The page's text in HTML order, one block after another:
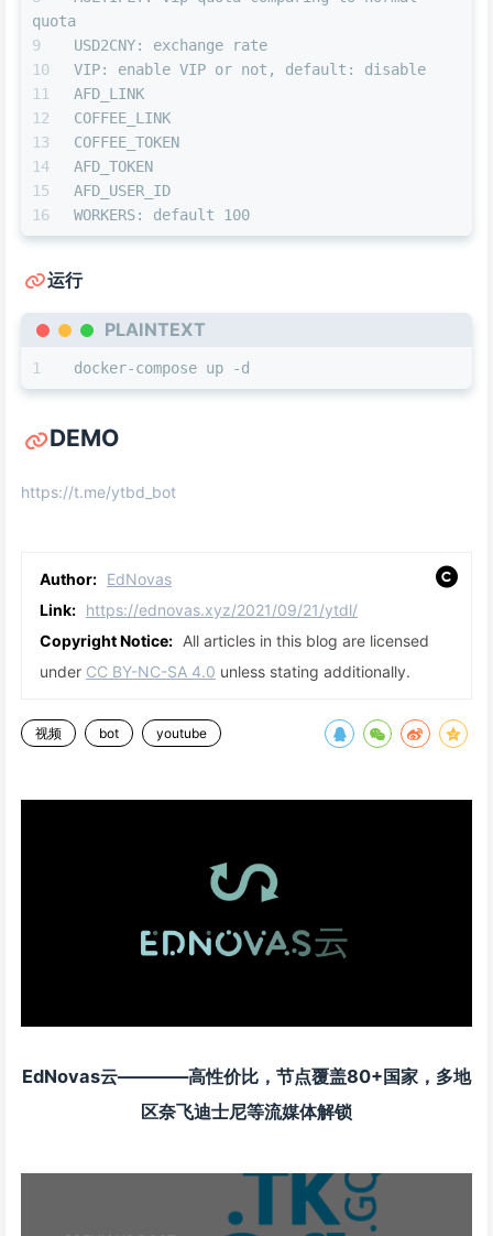
quota
USD2CNY: exchange rate
VIP: enable VIP or not, default: disable
AFD_LINK
COFFEE_LINK
COFFEE_TOKEN
AFD_TOKEN
AFD_USER_ID
WORKERS: default 100
运行
PLAINTEXT
docker-compose up -d
DEMO
https://t.me/ytbd_bot
Author: EdNovas
Link: https://ednovas.xyz/2021/09/21/ytdl/
Copyright Notice: All articles in this blog are licensed
under CC BY-NC-SA 4.0 unless stating additionally.
视频 bot youtube
EdNovas云————高性价比，节点覆盖80+国家，多地
区奈飞迪士尼等流媒体解锁